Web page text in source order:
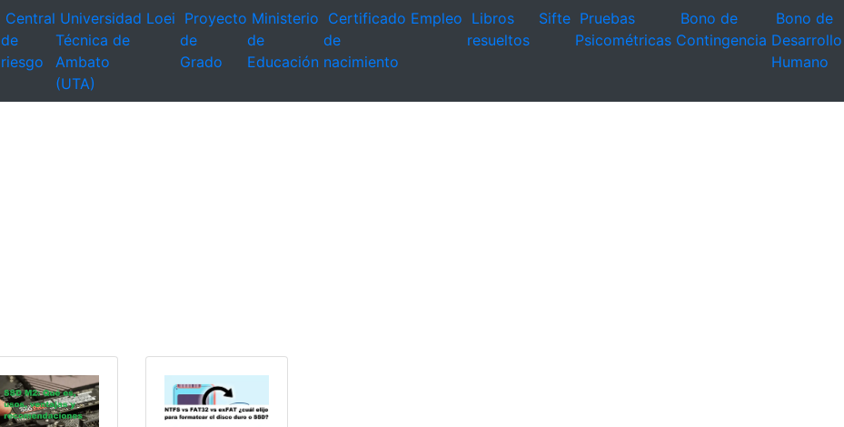
Central
de
riesgo
Universidad
Técnica de
Ambato
(UTA)
Loei Proyecto
de
Grado
Ministerio
de
Educación
Certificado
de
nacimiento
Empleo Libros
resueltos
Sifte Pruebas
Psicométricas
Bono de
Contingencia
Bono de
Desarrollo
Humano